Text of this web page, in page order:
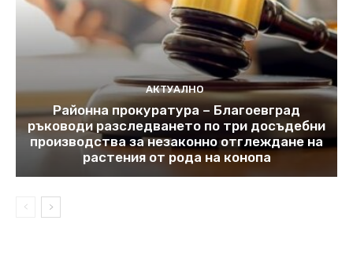
АКТУАЛНО
Районна прокуратура – Благоевград
ръководи разследването по три досъдебни
производства за незаконно отглеждане на
растения от рода на конопа